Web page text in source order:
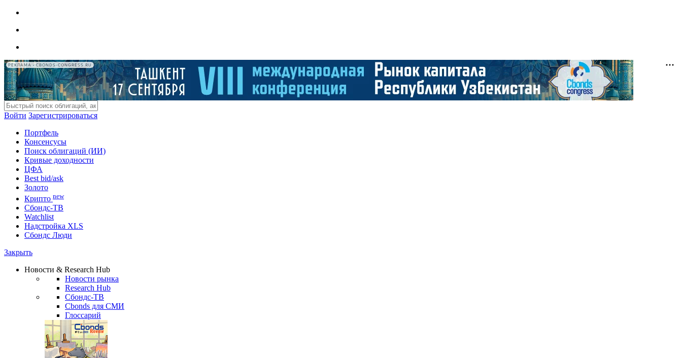
РЕКЛАМА • CBONDS-CONGRESS.RU
Войти Зарегистрироваться
Портфель
Консенсусы
Поиск облигаций (ИИ)
Кривые доходности
ЦФА
Best bid/ask
Золото
Крипто new
Сбондс-ТВ
Watchlist
Надстройка XLS
Сбондс Люди
Закрыть
Новости & Research Hub
Новости рынка
Research Hub
Сбондс-ТВ
Cbonds для СМИ
Глоссарий